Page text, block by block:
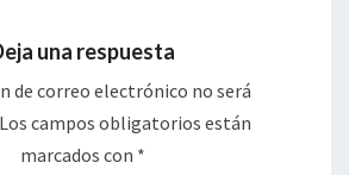
una respuesta
de correo electrónico no será
Los campos obligatorios están
marcados con *